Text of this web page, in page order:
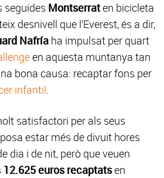
seguides Montserraten bicicleta
desnivell que l’Everest, és a dir,
Nafría ha impulsat per quart
en aquesta muntanya tan
bona causa: recaptar fons per
infantil.
satisfactori per als seus
estar més de divuit hores
dia i de nit, però que veuen
12.625 euros recaptatsen